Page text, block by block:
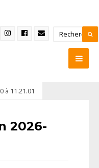
à 11.21.01
2026-